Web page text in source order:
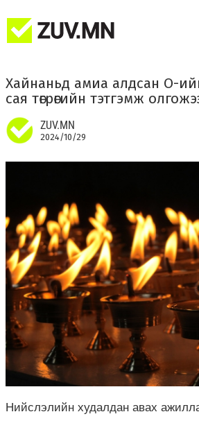
Хайнаньд амиа алдсан О-
сая төгрөгийн тэтгэмж
ZUV.MN
2024/10/29
Нийслэлийн худалдан авах